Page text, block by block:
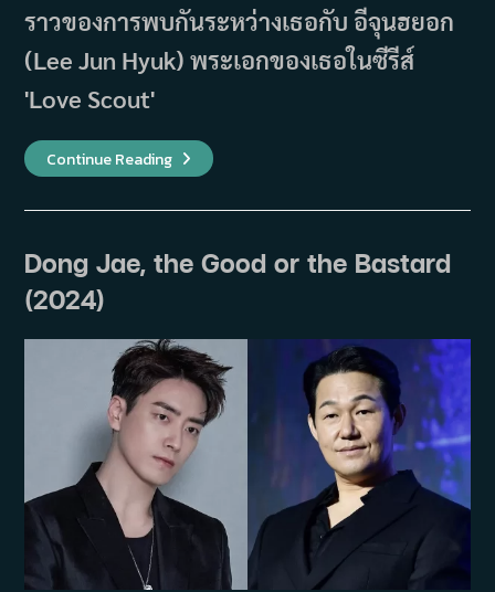
ราวของการพบกันระหว่างเธอกับ อีจุนฮยอก
(Lee Jun Hyuk) พระเอกของเธอในซีรีส์
'Love Scout'
Continue Readingฮัน
จี
พบ
ยอก
ใน
ซี
รีส์
‘Love
Scout’
เหมือน
เป็น
พรหม
ลิขิต!
Dong Jae, the Good or the Bastard
(2024)